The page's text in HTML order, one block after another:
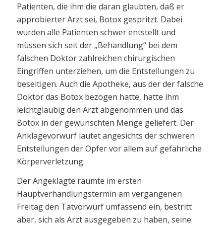
Patienten, die ihm die daran glaubten, daß er
approbierter Arzt sei, Botox gespritzt. Dabei
wurden alle Patienten schwer entstellt und
müssen sich seit der „Behandlung“ bei dem
falschen Doktor zahlreichen chirurgischen
Eingriffen unterziehen, um die Entstellungen zu
beseitigen. Auch die Apotheke, aus der der falsche
Doktor das Botox bezogen hatte, hatte ihm
leichtgläubig den Arzt abgenommen und das
Botox in der gewünschten Menge geliefert. Der
Anklagevorwurf lautet angesichts der schweren
Entstellungen der Opfer vor allem auf gefährliche
Körperverletzung.
Der Angeklagte räumte im ersten
Hauptverhandlungstermin am vergangenen
Freitag den Tatvorwurf umfassend ein, bestritt
aber, sich als Arzt ausgegeben zu haben, seine